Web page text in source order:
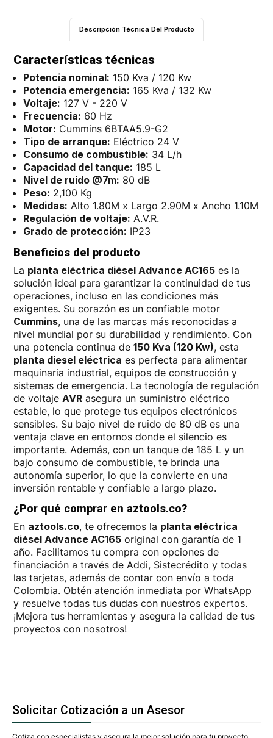
Descripción Técnica Del Producto
Características técnicas
Potencia nominal: 150 Kva / 120 Kw
Potencia emergencia: 165 Kva / 132 Kw
Voltaje: 127 V - 220 V
Frecuencia: 60 Hz
Motor: Cummins 6BTAA5.9-G2
Tipo de arranque: Eléctrico 24 V
Consumo de combustible: 34 L/h
Capacidad del tanque: 185 L
Nivel de ruido @7m: 80 dB
Peso: 2,100 Kg
Medidas: Alto 1.80M x Largo 2.90M x Ancho 1.10M
Regulación de voltaje: A.V.R.
Grado de protección: IP23
Beneficios del producto
La planta eléctrica diésel Advance AC165es la
solución ideal para garantizar la continuidad de tus
operaciones, incluso en las condiciones más
exigentes. Su corazón es un confiable motor
Cummins, una de las marcas más reconocidas a
nivel mundial por su durabilidad y rendimiento. Con
una potencia continua de 150 Kva (120 Kw), esta
planta diesel eléctrica es perfecta para alimentar
maquinaria industrial, equipos de construcción y
sistemas de emergencia. La tecnología de regulación
de voltaje AVRasegura un suministro eléctrico
estable, lo que protege tus equipos electrónicos
sensibles. Su bajo nivel de ruido de 80 dB es una
ventaja clave en entornos donde el silencio es
importante. Además, con un tanque de 185 L y un
bajo consumo de combustible, te brinda una
autonomía superior, lo que la convierte en una
inversión rentable y confiable a largo plazo.
¿Por qué comprar en aztools.co?
En aztools.co, te ofrecemos la planta eléctrica
diésel Advance AC165original con garantía de 1
año. Facilitamos tu compra con opciones de
financiación a través de Addi, Sistecrédito y todas
las tarjetas, además de contar con envío a toda
Colombia. Obtén atención inmediata por WhatsApp
y resuelve todas tus dudas con nuestros expertos.
¡Mejora tus herramientas y asegura la calidad de tus
proyectos con nosotros!
Solicitar Cotización a un Asesor